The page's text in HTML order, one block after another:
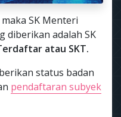
SK Menteri
diberikan adalah SK
atau SKT.
status badan
pendaftaran subyek